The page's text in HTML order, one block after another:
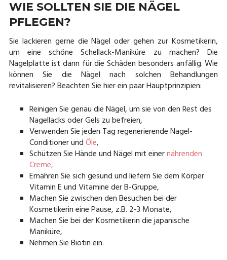
WIE SOLLTEN SIE DIE NÄGEL
PFLEGEN?
Sie lackieren gerne die Nägel oder gehen zur Kosmetikerin,
um eine schöne Schellack-Maniküre zu machen? Die
Nagelplatte ist dann für die Schäden besonders anfällig. Wie
können Sie die Nägel nach solchen Behandlungen
revitalisieren? Beachten Sie hier ein paar Hauptprinzipien:
Reinigen Sie genau die Nägel, um sie von den Rest des
Nagellacks oder Gels zu befreien,
Verwenden Sie jeden Tag regenerierende Nagel-
Conditioner undÖle,
Schützen Sie Hände und Nägel mit einernährenden
Creme,
Ernähren Sie sich gesund und liefern Sie dem Körper
Vitamin E und Vitamine der B-Gruppe,
Machen Sie zwischen den Besuchen bei der
Kosmetikerin eine Pause, z.B. 2-3 Monate,
Machen Sie bei der Kosmetikerin die japanische
Maniküre,
Nehmen Sie Biotin ein.